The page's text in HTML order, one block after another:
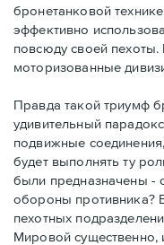
бронетанковой
эффективно
повсюду своей
моторизованные
Правда такой триумф
удивительный
подвижные
будет выполнять ту
были предназначены -
обороны противника?
пехотных
Мировой